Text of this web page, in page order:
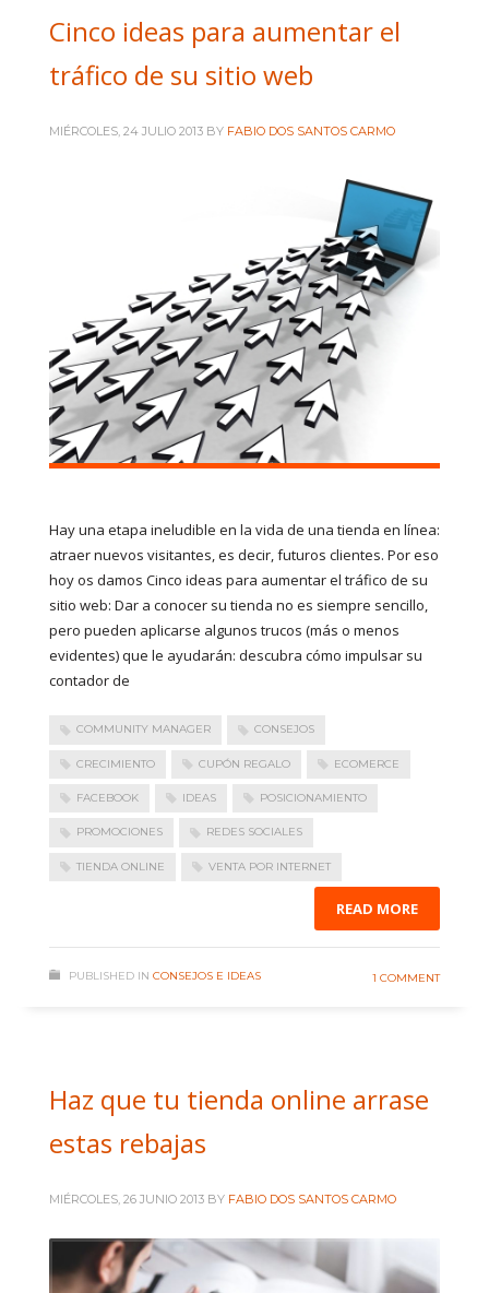
Cinco ideas para aumentar el
tráfico de su sitio web
MIÉRCOLES, 24 JULIO 2013 BY FABIO DOS SANTOS CARMO
Hay una etapa ineludible en la vida de una tienda en línea:
atraer nuevos visitantes, es decir, futuros clientes. Por eso
hoy os damos Cinco ideas para aumentar el tráfico de su
sitio web: Dar a conocer su tienda no es siempre sencillo,
pero pueden aplicarse algunos trucos (más o menos
evidentes) que le ayudarán: descubra cómo impulsar su
contador de
COMMUNITY MANAGER CONSEJOS
CRECIMIENTO CUPÓN REGALO ECOMERCE
FACEBOOK IDEAS POSICIONAMIENTO
PROMOCIONES REDES SOCIALES
TIENDA ONLINE VENTA POR INTERNET
READ MORE
PUBLISHED IN CONSEJOS E IDEAS 1 COMMENT
Haz que tu tienda online arrase
estas rebajas
MIÉRCOLES, 26 JUNIO 2013 BY FABIO DOS SANTOS CARMO